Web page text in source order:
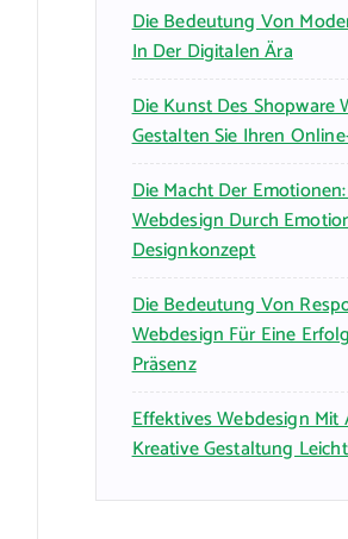
Die Bedeutung Von
In Der Digitalen Ära
Die Kunst Des Shopware
Gestalten Sie Ihren
Die Macht Der
Webdesign Durch
Designkonzept
Die Bedeutung Von
Webdesign Für Eine
Präsenz
Effektives Webdesign
Kreative Gestaltung